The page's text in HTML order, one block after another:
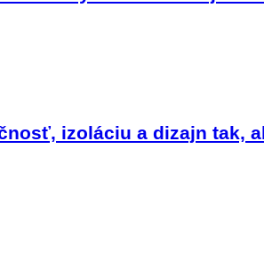
izoláciu a dizajn tak,